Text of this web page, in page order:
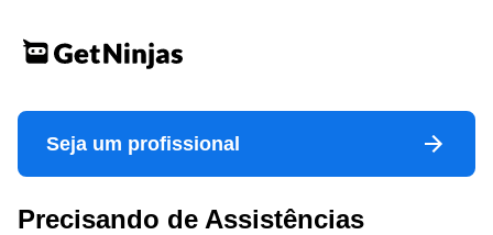
Seja um profissional
Precisando de Assistências